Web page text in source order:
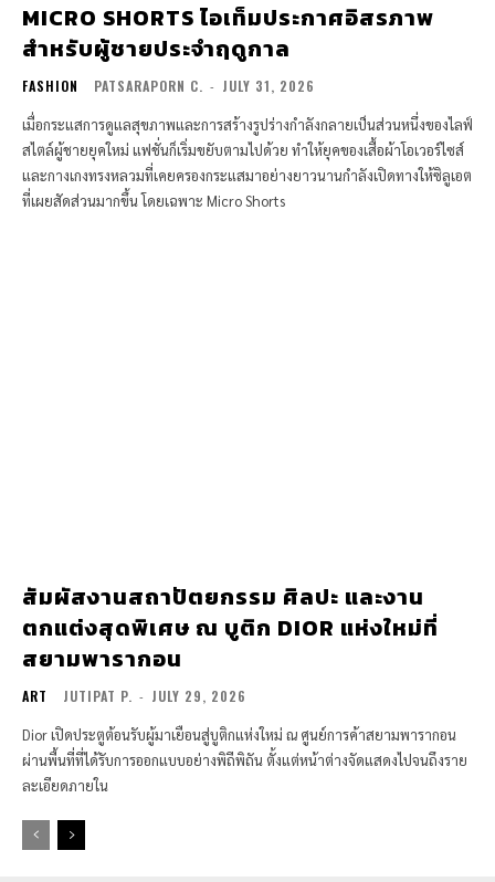
MICRO SHORTS ไอเท็มประกาศอิสรภาพ
สำหรับผู้ชายประจำฤดูกาล
FASHION PATSARAPORN C. - JULY 31, 2026
เมื่อกระแสการดูแลสุขภาพและการสร้างรูปร่างกำลังกลายเป็นส่วนหนึ่งของไลฟ์
สไตล์ผู้ชายยุคใหม่ แฟชั่นก็เริ่มขยับตามไปด้วย ทำให้ยุคของเสื้อผ้าโอเวอร์ไซส์
และกางเกงทรงหลวมที่เคยครองกระแสมาอย่างยาวนานกำลังเปิดทางให้ซิลูเอต
ที่เผยสัดส่วนมากขึ้น โดยเฉพาะ Micro Shorts
สัมผัสงานสถาปัตยกรรม ศิลปะ และงาน
ตกแต่งสุดพิเศษ ณ บูติก DIOR แห่งใหม่ที่
สยามพารากอน
ART JUTIPAT P. - JULY 29, 2026
Dior เปิดประตูต้อนรับผู้มาเยือนสู่บูติกแห่งใหม่ ณ ศูนย์การค้าสยามพารากอน
ผ่านพื้นที่ที่ได้รับการออกแบบอย่างพิถีพิถัน ตั้งแต่หน้าต่างจัดแสดงไปจนถึงราย
ละเอียดภายใน